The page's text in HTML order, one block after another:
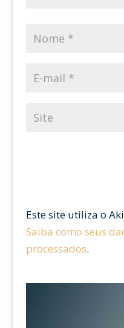
Este site utiliza o
Saiba como seus
processados.